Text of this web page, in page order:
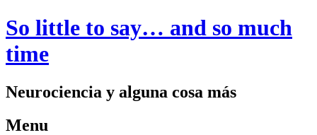
So little to say… and so much
time
Neurociencia y alguna cosa más
Menu